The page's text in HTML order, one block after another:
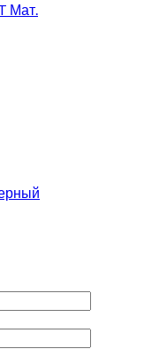
Мат.